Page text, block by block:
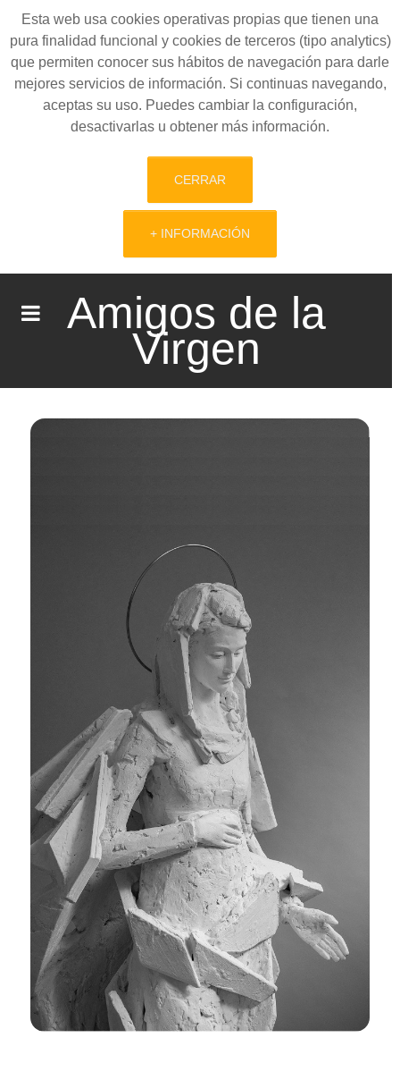
Esta web usa cookies operativas propias que tienen una
pura finalidad funcional y cookies de terceros (tipo analytics)
que permiten conocer sus hábitos de navegación para darle
mejores servicios de información. Si continuas navegando,
aceptas su uso. Puedes cambiar la configuración,
desactivarlas u obtener más información.
CERRAR
+ INFORMACIÓN
Amigos de la
Virgen